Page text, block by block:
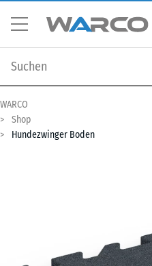
WARCO
Shop
Hundezwinger Boden